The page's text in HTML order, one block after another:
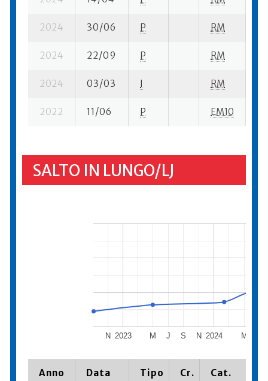
2024 30/06 P RM
2024 22/09 P RM
2024 03/03 I RM
2022 11/06 P EM10
SALTO IN LUNGO/LJ
2023 2024
N M J S N M
Anno Data Tipo Cr. Cat.